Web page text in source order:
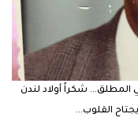
شكراً أولاد لندن
القلوب…